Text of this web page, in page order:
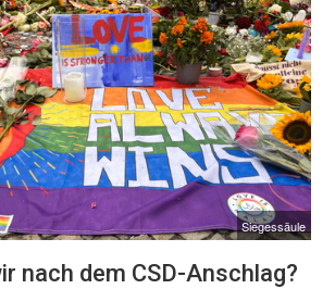
Siegessäule
nach dem CSD-Anschlag?